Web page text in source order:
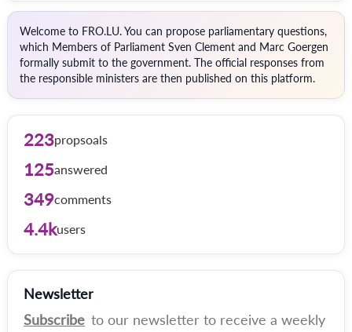
Welcome to FRO.LU. You can propose parliamentary questions,
which Members of Parliament Sven Clement and Marc Goergen
formally submit to the government. The official responses from
the responsible ministers are then published on this platform.
223propsoals
125answered
349comments
4.4kusers
Newsletter
Subscribe to our newsletter to receive a weekly